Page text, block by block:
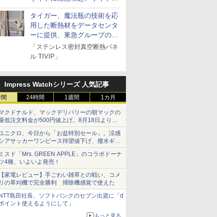
とドメイン名を公表
タイガー、魔法瓶の技術を応
用した断熱材をデータセンタ
ーに提供、東急グループの実
証実験で
「ステンレス密封真空断熱パネ
ル TIVIP」
Impress Watchシリーズ 人気記事
24時間 1週間 1カ月
クドナルド、マックデリバリーの朝マックの
低注文料金が500円値上げ。8月18日より
円から受付
ニクロ、今日から「お盆特別セール」。涼感
アサッカーワンピース待望値下げ、撥水ギア
ョーツは1990円に
スド「Mrs. GREEN APPLE」のコラボドーナ
4種、いよいよ発売！
家電レビュー】手ごわい雑草との戦い、コメ
の草刈機で完全勝利 掃除機感覚で使えた
島田社長、ソフトバンクのセブン出資に「d
イント使えるようにして」
もっと見る